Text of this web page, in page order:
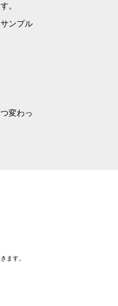
。
ンプル
変わっ
ます。